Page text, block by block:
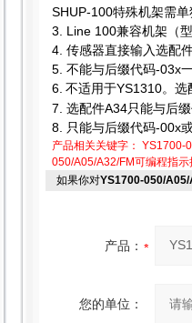
SHUP-100特殊机架需
3. Line 100兼容机架（
4. 传感器直接输入选配
5. 不能与后缀代码-03x
6. 不适用于YS1310。
7. 选配件A34只能与后
8.
只能与后缀代码-00x
产品相关关键字： YS1700-
050/A05/A32/FM可编程指示
如果你对YS1700-050/A05/
产品：
您的单位：